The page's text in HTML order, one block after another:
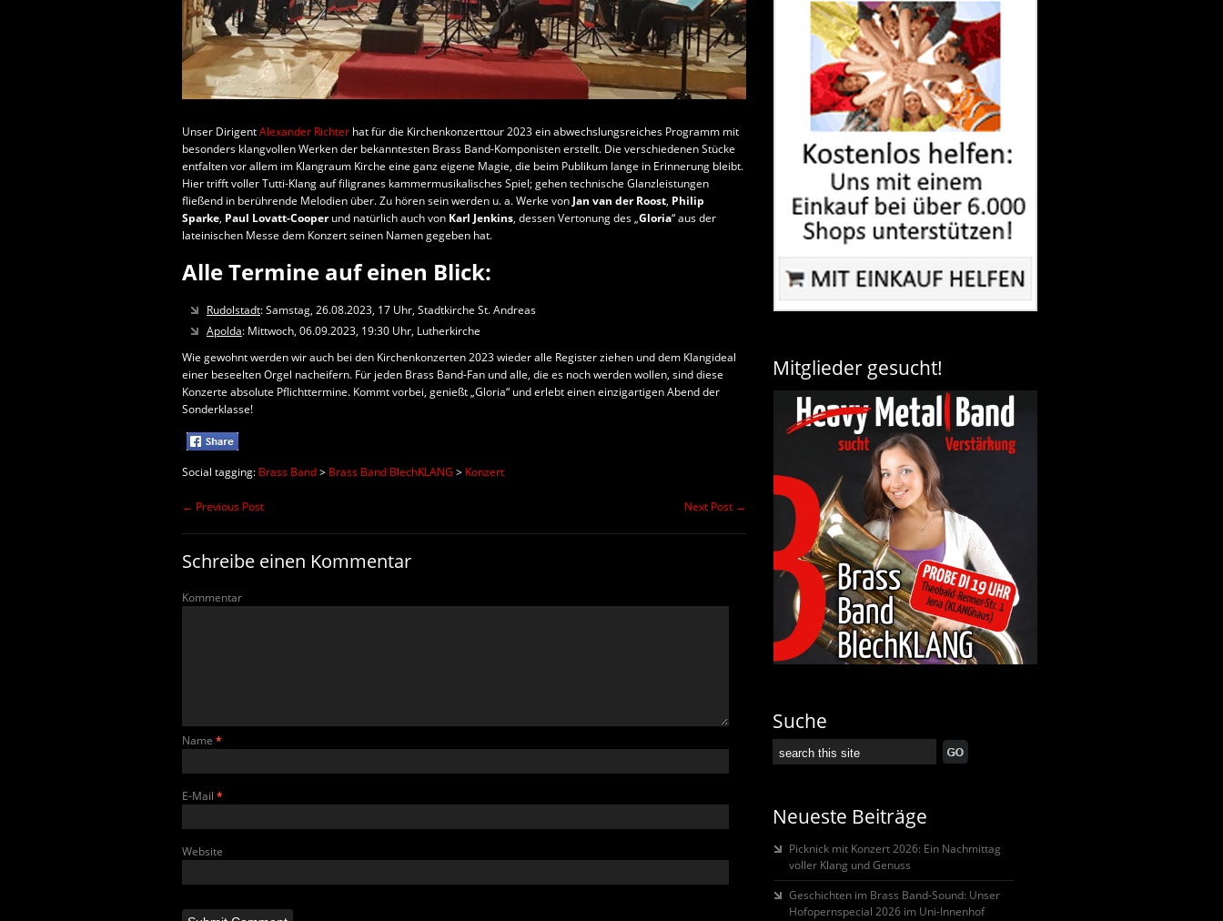
Unser DirigentAlexander Richter hat für die Kirchenkonzerttour 2023 ein abwechslungsreiches Programm mit
besonders klangvollen Werken der bekanntesten Brass Band-Komponisten erstellt. Die verschiedenen Stücke
entfalten vor allem im Klangraum Kirche eine ganz eigene Magie, die beim Publikum lange in Erinnerung bleibt.
Hier trifft voller Tutti-Klang auf filigranes kammermusikalisches Spiel; gehen technische Glanzleistungen
fließend in berührende Melodien über. Zu hören sein werden u. a. Werke von Jan van der Roost, Philip
Sparke, Paul Lovatt-Cooperund natürlich auch von Karl Jenkins, dessen Vertonung des „Gloria“ aus der
lateinischen Messe dem Konzert seinen Namen gegeben hat.
Alle Termine auf einen Blick:
Rudolstadt: Samstag, 26.08.2023, 17 Uhr, Stadtkirche St. Andreas
Apolda: Mittwoch, 06.09.2023, 19:30 Uhr, Lutherkirche
Wie gewohnt werden wir auch bei den Kirchenkonzerten 2023 wieder alle Register ziehen und dem Klangideal
einer beseelten Orgel nacheifern. Für jeden Brass Band-Fan und alle, die es noch werden wollen, sind diese
Konzerte absolute Pflichttermine. Kommt vorbei, genießt „Gloria“ und erlebt einen einzigartigen Abend der
Sonderklasse!
Social tagging: Brass Band> Brass Band BlechKLANG > Konzert
← Previous Post Next Post →
Schreibe einen Kommentar
Kommentar
Name *
E-Mail *
Website
Mitglieder gesucht!
Suche
Neueste Beiträge
Picknick mit Konzert 2026: Ein Nachmittag
voller Klang und Genuss
Geschichten im Brass Band-Sound: Unser
Hofopernspecial 2026 im Uni-Innenhof